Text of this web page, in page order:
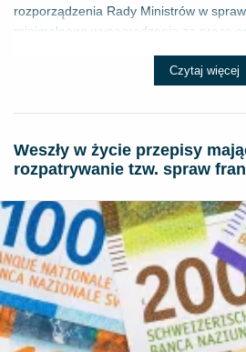
rozporządzenia Rady Ministrów w
minimalnego wynagrodzenia za pracę
Czytaj więcej
Weszły w życie przepisy
rozpatrywanie tzw. spraw